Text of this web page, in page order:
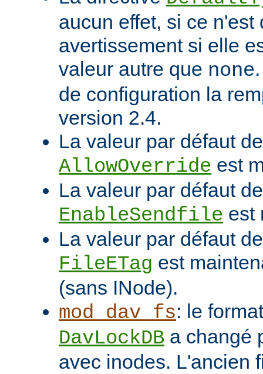
aucun effet, si ce n'est
avertissement si elle
valeur autre que none
de configuration la
version 2.4.
La valeur par défaut
AllowOverride est
La valeur par défaut
EnableSendfile est
La valeur par défaut
FileETag est
(sans INode).
mod_dav_fs: le
DavLockDB a changé
avec inodes. L'ancien